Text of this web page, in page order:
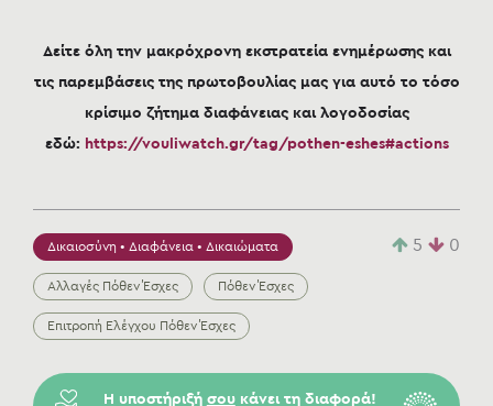
Δείτε όλη την μακρόχρονη εκστρατεία ενημέρωσης και
τις παρεμβάσεις της πρωτοβουλίας μας για αυτό το τόσο
κρίσιμο ζήτημα διαφάνειας και λογοδοσίας
εδώ: https://vouliwatch.gr/tag/pothen-eshes#actions
Δικαιοσύνη • Διαφάνεια • Δικαιώματα
Αλλαγές Πόθεν Έσχες Πόθεν Έσχες
Επιτροπή Ελέγχου Πόθεν Έσχες
5 0
Η υποστήριξή σουκάνει τη διαφορά!